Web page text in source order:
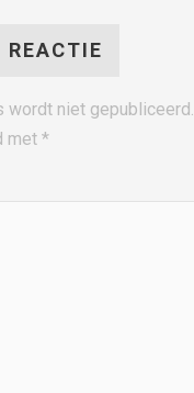
REACTIE
wordt niet gepubliceerd.
met*